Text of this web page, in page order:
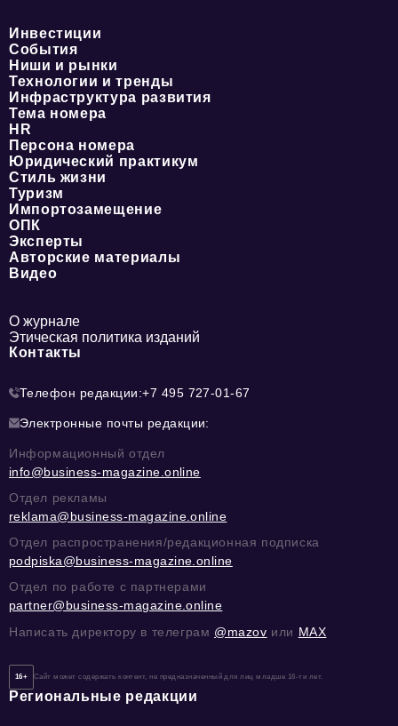
Инвестиции
События
Ниши и рынки
Технологии и тренды
Инфраструктура развития
Тема номера
HR
Персона номера
Юридический практикум
Стиль жизни
Туризм
Импортозамещение
ОПК
Эксперты
Авторские материалы
Видео
О журнале
Этическая политика изданий
Контакты
Телефон редакции:+7 495 727-01-67
Электронные почты редакции:
Информационный отдел
info@business-magazine.online
Отдел рекламы
reklama@business-magazine.online
Отдел распространения/редакционная подписка
podpiska@business-magazine.online
Отдел по работе с партнерами
partner@business-magazine.online
Написать директору в телеграм @mazov или MAX
16+ Сайт может содержать контент, не предназначенный для лиц младше 16-ти лет.
Региональные редакции